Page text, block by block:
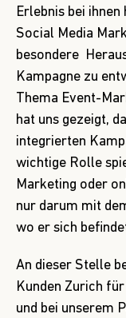
Erlebnis bei
Social Media
besondere
Kampagne zu
Thema Event-
hat uns gezeigt,
integrierten
wichtige Rolle
Marketing oder
nur darum mit
wo er sich
An dieser Stelle
Kunden Zurich
und bei unserem